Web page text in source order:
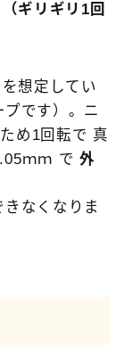
ギリギリ1回
想定してい
です）。ニ
め1回転で 真
ｍｍ で外
なくなりま